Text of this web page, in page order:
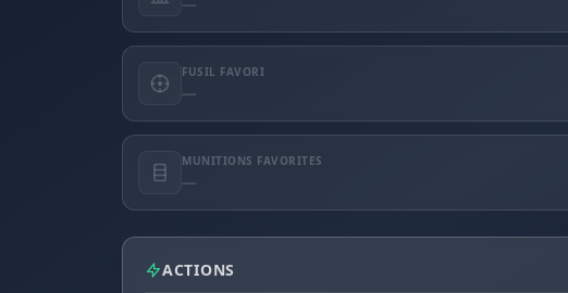
FUSIL FAVORI
—
MUNITIONS FAVORITES
—
ACTIONS